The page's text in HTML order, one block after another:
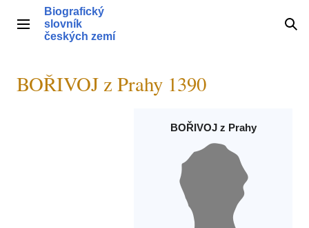
obsahHlavní menu
Biografický
slovník
českých zemí
BOŘIVOJ z Prahy 1390
BOŘIVOJ z Prahy